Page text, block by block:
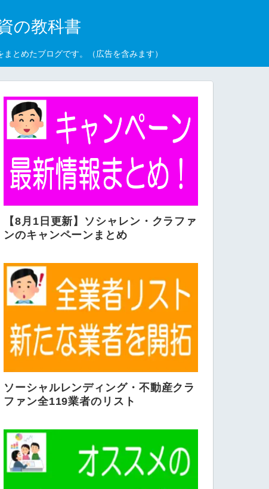
の教科書
とめたブログです。（広告を含みます）
【8月1日更新】ソシャレン・クラファ
ンのキャンペーンまとめ
ソーシャルレンディング・不動産クラ
ファン全119業者のリスト